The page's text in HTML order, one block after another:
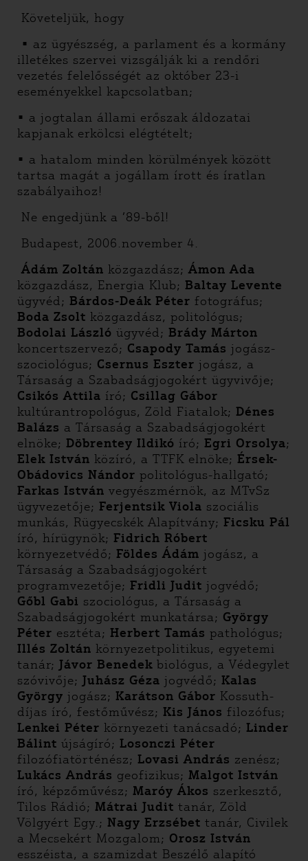
Követeljük, hogy
• az ügyészség, a parlament és a kormány
illetékes szervei vizsgálják ki a rendőri
vezetés felelősségét az október 23-i
eseményekkel kapcsolatban;
• a jogtalan állami erőszak áldozatai
kapjanak erkölcsi elégtételt;
• a hatalom minden körülmények között
tartsa magát a jogállam írott és íratlan
szabályaihoz!
Ne engedjünk a ’89-ből!
Budapest, 2006.november 4.
Ádám Zoltán közgazdász; Ámon Ada
közgazdász, Energia Klub; Baltay Levente
ügyvéd; Bárdos-Deák Péter fotográfus;
Boda Zsolt közgazdász, politológus;
Bodolai László ügyvéd; Brády Márton
koncertszervező; Csapody Tamás jogász-
szociológus; Csernus Eszter jogász, a
Társaság a Szabadságjogokért ügyvivője;
Csikós Attila író; Csillag Gábor
kultúrantropológus, Zöld Fiatalok; Dénes
Balázs a Társaság a Szabadságjogokért
elnöke; Döbrentey Ildikó író; Egri Orsolya;
Elek István közíró, a TTFK elnöke; Érsek-
Obádovics Nándor politológus-hallgató;
Farkas István vegyészmérnök, az MTvSz
ügyvezetője; Ferjentsik Viola szociális
munkás, Rügyecskék Alapítvány; Ficsku Pál
író, hírügynök; Fidrich Róbert
környezetvédő; Földes Ádám jogász, a
Társaság a Szabadságjogokért
programvezetője; Fridli Judit jogvédő;
Gőbl Gabi szociológus, a Társaság a
Szabadságjogokért munkatársa; György
Péter esztéta; Herbert Tamás pathológus;
Illés Zoltán környezetpolitikus, egyetemi
tanár; Jávor Benedek biológus, a Védegylet
szóvivője; Juhász Géza jogvédő; Kalas
György jogász; Karátson Gábor Kossuth-
díjas író, festőművész; Kis János filozófus;
Lenkei Péter környezeti tanácsadó; Linder
Bálint újságíró; Losonczi Péter
filozófiatörténész; Lovasi András zenész;
Lukács András geofizikus; Malgot István
író, képzőművész; Maróy Ákos szerkesztő,
Tilos Rádió; Mátrai Judit tanár, Zöld
Völgyért Egy.; Nagy Erzsébet tanár, Civilek
a Mecsekért Mozgalom; Orosz István
esszéista, a szamizdat Beszélő alapító